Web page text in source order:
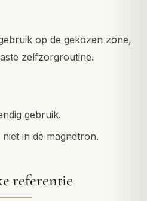
op de gekozen zone,
zelfzorgroutine.
gebruik.
in de magnetron.
referentie